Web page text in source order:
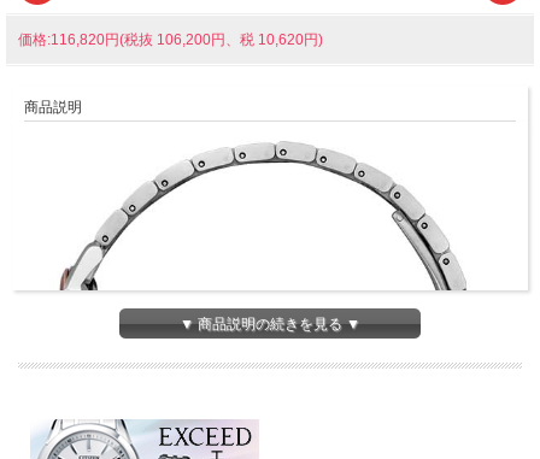
価格:116,820円(税抜 106,200円、税 10,620円)
商品説明
▼ 商品説明の続きを見る ▼